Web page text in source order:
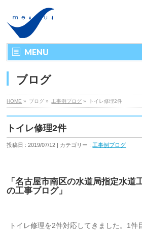
MENU
ブログ
HOME » ブログ » 工事例ブログ » トイレ修理2件
トイレ修理2件
投稿日 : 2019/07/12 | カテゴリー : 工事例ブログ
「名古屋市南区の水道局指定水
の工事ブログ」
トイレ修理を2件対応してきました。1件